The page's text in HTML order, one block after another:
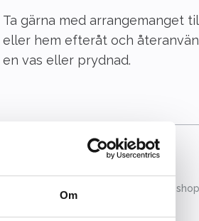
Om
Ta gärna med arrangemanget
eller hem efteråt och
en vas eller prydnad.
Denna produkt går ej att köpa i